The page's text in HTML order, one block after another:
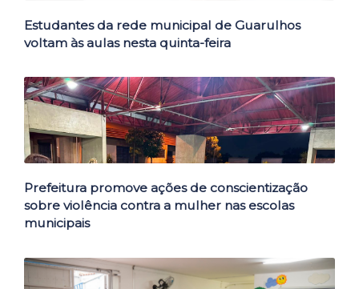
Estudantes da rede municipal de Guarulhos
voltam às aulas nesta quinta-feira
Prefeitura promove ações de conscientização
sobre violência contra a mulher nas escolas
municipais